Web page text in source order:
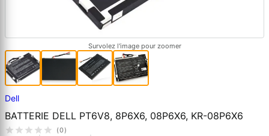
Survolez l'image pour zoomer
Dell
BATTERIE DELL PT6V8, 8P6X6, 08P6X6, KR-08P6X6
(0)